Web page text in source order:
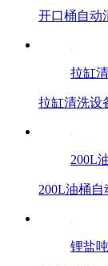
开口桶自动
拉缸
拉缸清洗设
200L
200L油桶
锂盐